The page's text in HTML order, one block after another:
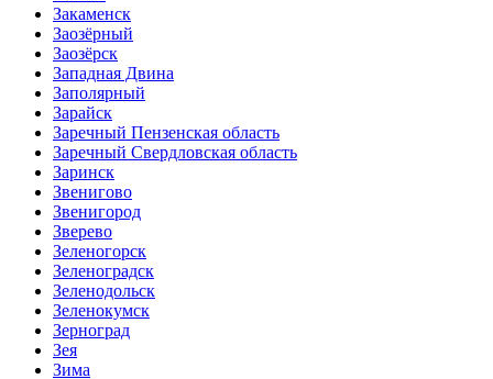
Закаменск
Заозёрный
Заозёрск
Западная Двина
Заполярный
Зарайск
Заречный Пензенская область
Заречный Свердловская область
Заринск
Звенигово
Звенигород
Зверево
Зеленогорск
Зеленоградск
Зеленодольск
Зеленокумск
Зерноград
Зея
Зима